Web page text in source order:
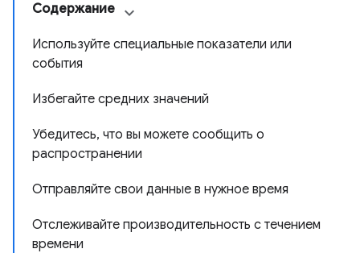
Содержание
Используйте специальные показатели или
события
Избегайте средних значений
Убедитесь, что вы можете сообщить о
распространении
Отправляйте свои данные в нужное время
Отслеживайте производительность с течением
времени